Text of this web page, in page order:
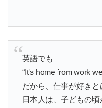
英語でも
“It's home from work
だから、仕事が好き
日本人は、子どもの